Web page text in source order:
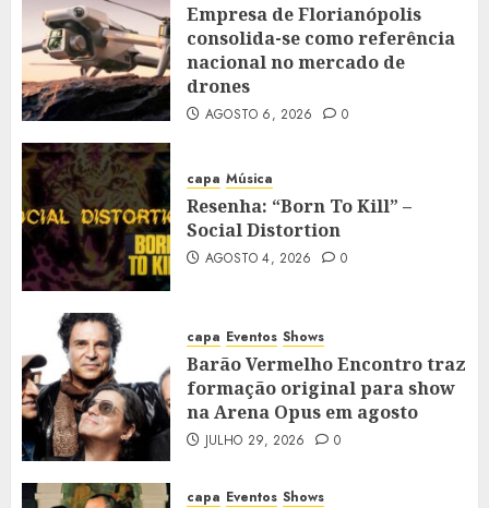
Empresa de Florianópolis
consolida-se como referência
nacional no mercado de
drones
AGOSTO 6, 2026 0
capa Música
Resenha: “Born To Kill” –
Social Distortion
AGOSTO 4, 2026 0
capa Eventos Shows
Barão Vermelho Encontro traz
formação original para show
na Arena Opus em agosto
JULHO 29, 2026 0
capa Eventos Shows